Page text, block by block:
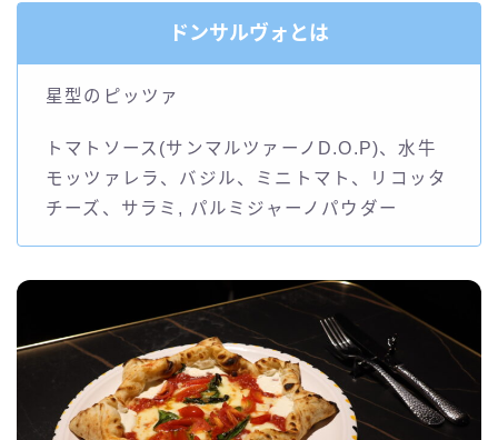
ドンサルヴォとは
星型のピッツァ
トマトソース(サンマルツァーノD.O.P)、水牛
モッツァレラ、バジル、ミニトマト、リコッタ
チーズ、サラミ, パルミジャーノパウダー